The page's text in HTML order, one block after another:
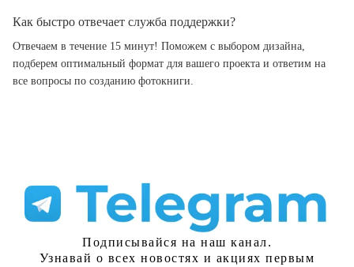
Как быстро отвечает служба поддержки?
Отвечаем в течение 15 минут! Поможем с выбором дизайна,
подберем оптимальный формат для вашего проекта и ответим на
все вопросы по созданию фотокниги.
Подписывайся на наш канал.
Узнавай о всех новостях и акциях первым